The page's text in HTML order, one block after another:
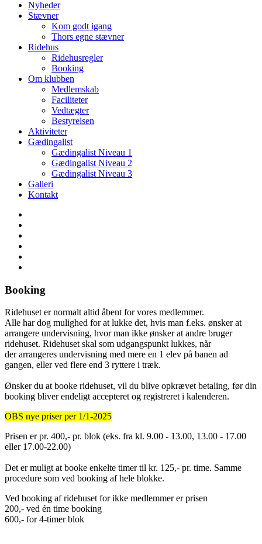
Nyheder
Stævner
Kom godt igang
Thors egne stævner
Ridehus
Ridehusregler
Booking
Om klubben
Medlemskab
Faciliteter
Vedtægter
Bestyrelsen
Aktiviteter
Gædingalist
Gædingalist Niveau 1
Gædingalist Niveau 2
Gædingalist Niveau 3
Galleri
Kontakt
Booking
Ridehuset er normalt altid åbent for vores medlemmer.
Alle har dog mulighed for at lukke det, hvis man f.eks. ønsker at
arrangere undervisning, hvor man ikke ønsker at andre bruger
ridehuset. Ridehuset skal som udgangspunkt lukkes, når
der arrangeres undervisning med mere en 1 elev på banen ad
gangen, eller ved flere end 3 ryttere i træk.
Ønsker du at booke ridehuset, vil du blive opkrævet betaling, før din
booking bliver endeligt accepteret og registreret i kalenderen.
OBS nye priser per 1/1-2025
Prisen er pr. 400,- pr. blok (eks. fra kl. 9.00 - 13.00, 13.00 - 17.00
eller 17.00-22.00)
Det er muligt at booke enkelte timer til kr. 125,- pr. time. Samme
procedure som ved booking af hele blokke.
Ved booking af ridehuset for ikke medlemmer er prisen
200,- ved én time booking
600,- for 4-timer blok